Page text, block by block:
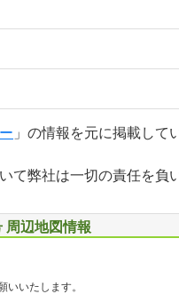
」の情報を元に掲載し
て弊社は一切の責任を負
周辺地図情報
いたします。